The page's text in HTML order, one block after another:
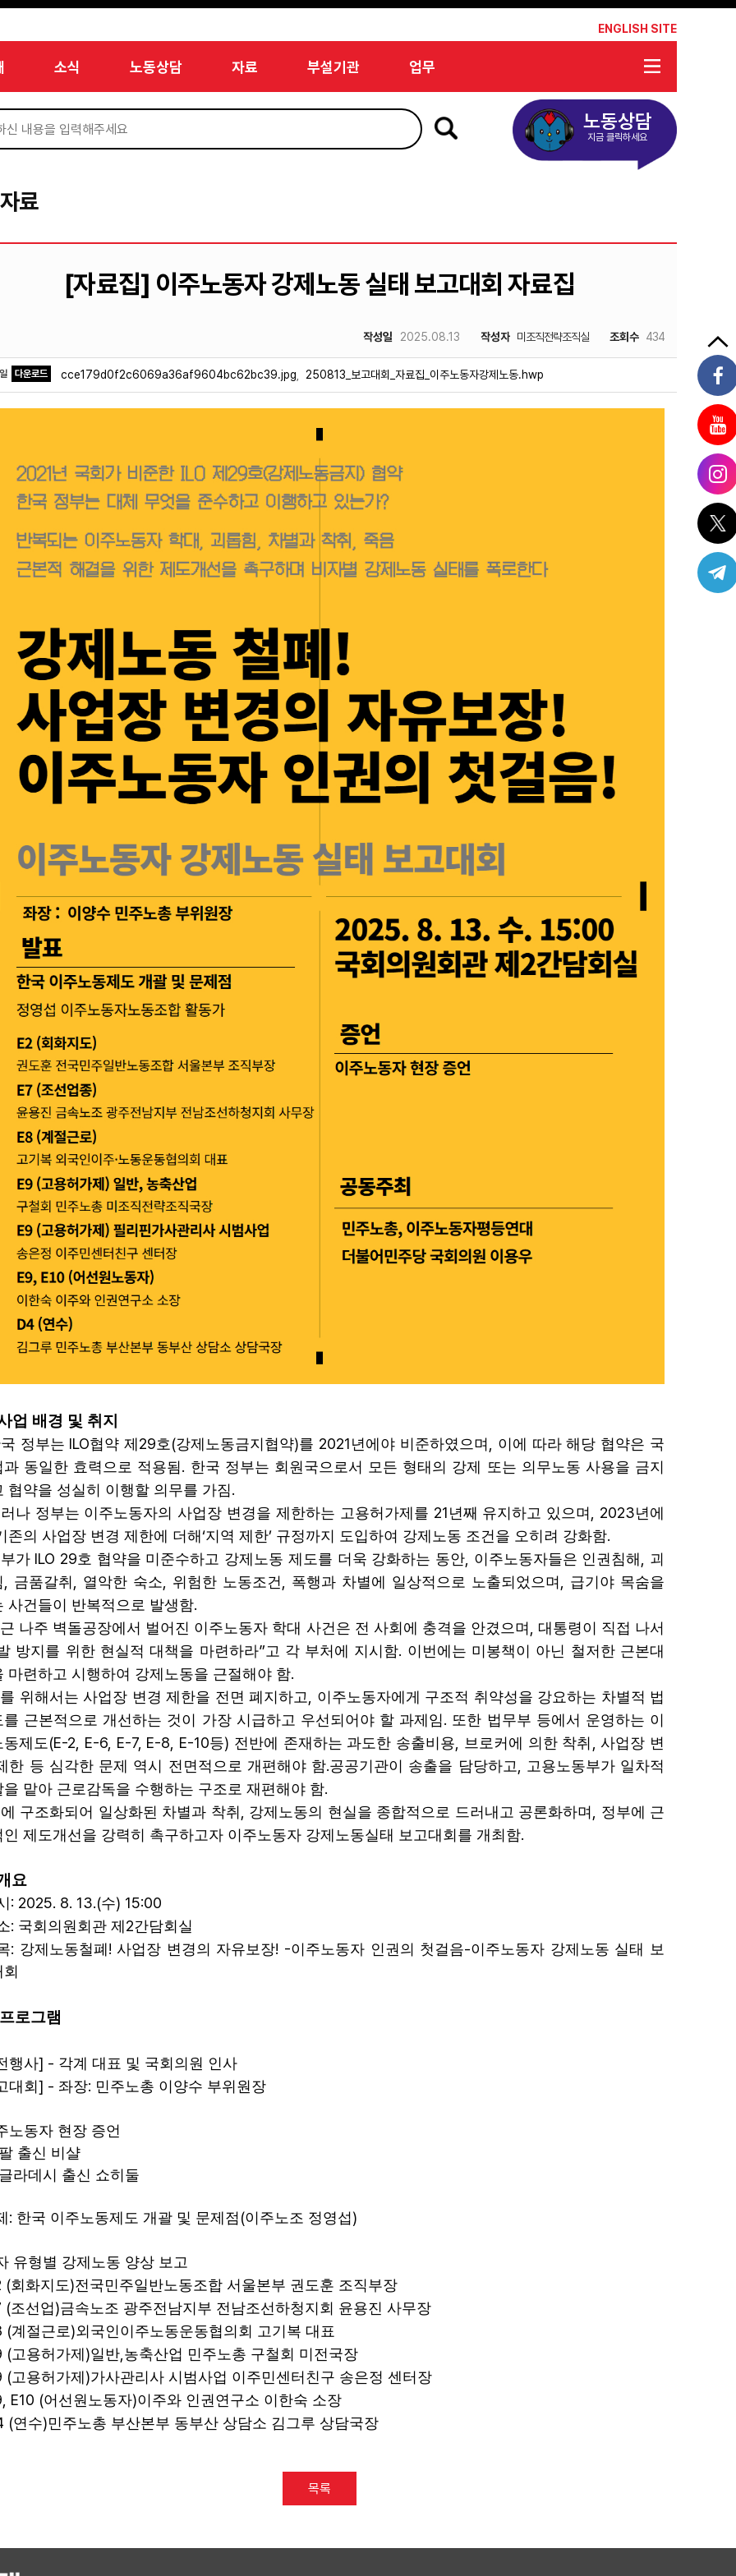
ENGLISH SITE
소식 노동상담 자료 부설기관 업무
노동상담
지금 클릭하세요
료
[자료집] 이주노동자 강제노동 실태 보고대회 자료집
작성일 2025.08.13 작성자 미조직전략조직실 조회수 434
다운로드 cce179d0f2c6069a36af9604bc62bc39.jpg 250813_보고대회_자료집_이주노동자강제노동.hwp
업 배경 및 취지
정부는 ILO협약 제29호 (강제노동금지협약)를 2021 년에야 비준하였으며
이에 따라 해당 협약은 국
과 동일한 효력으로 적용됨. 한국 정부는 회원국으로서 모든 형태의 강제 또는 의무노동 사용을 금지
협약을 성실히 이행할 의무를 가짐.
러나 정부는 이주노동자의 사업장 변경을 제한하는 고용허가제를 21 년째 유지하고 있으며 , 2023년에
존의 사업장 변경 제한에 더해‘지역 제한’ 규정까지 도입하여 강제노동 조건을 오히려 강화함.
가 ILO 29호 협약을 미준수하고 강제노동 제도를 더욱 강화하는 동안, 이주노동자들은 인권침해
괴
금품갈취 열악한 숙소 위험한 노동조건 폭행과 차별에 일상적으로 노출되었으며
급기야 목숨을
사건들이 반복적으로 발생함.
나주 벽돌공장에서 벌어진 이주노동자 학대 사건은 전 사회에 충격을 안겼으며 대통령이 직접 나서
방지를 위한 현실적 대책을 마련하라”고 각 부처에 지시함. 이번에는 미봉책이 아닌 철저한 근본대
마련하고 시행하여 강제노동을 근절해야 함.
위해서는 사업장 변경 제한을 전면 폐지하고
이주노동자에게 구조적 취약성을 강요하는 차별적 법
를 근본적으로 개선하는 것이 가장 시급하고 우선되어야 할 과제임. 또한 법무부 등에서 운영하는 이
동제도 (E-2, E-6, E-7, E-8, E-10등) 전반에 존재하는 과도한 송출비용 브로커에 의한 착취 ,사업장 변
한 등 심각한 문제 역시 전면적으로 개편해야 함.공공기관이 송출을 담당하고
고용노동부가 일차적
을 맡아 근로감독을 수행하는 구조로 재편해야 함.
구조화되어 일상화된 차별과 착취 강제노동의 현실을 종합적으로 드러내고 공론화하며
정부에 근
인 제도개선을 강력히 촉구하고자 이주노동자 강제노동실태 보고대회를 개최함.
요
: 2025. 8. 13.(수) 15:00
: 국회의원회관 제2간담회실
: 강제노동철폐!사업장 변경의 자유보장! -이주노동자 인권의 첫걸음-이주노동자 강제노동 실태 보
회
프로그램
행사] - 각계 대표 및 국회의원 인사
대회] - 좌장: 민주노총 이양수 부위원장
노동자 현장 증언
출신 비샬
라데시 출신 쇼히둘
: 한국 이주노동제도 개괄 및 문제점 (이주노조 정영섭 )
유형별 강제노동 양상 보고
(회화지도 )전국민주일반노동조합 서울본부 권도훈 조직부장
(조선업 )금속노조 광주전남지부 전남조선하청지회 윤용진 사무장
(계절근로 )외국인이주노동운동협의회 고기복 대표
(고용허가제)일반 농축산업 민주노총 구철회 미전국장
(고용허가제)가사관리사 시범사업 이주민센터친구 송은정 센터장
E10 (어선원노동자)이주와 인권연구소 이한숙 소장
(연수)민주노총 부산본부 동부산 상담소 김그루 상담국장
목록